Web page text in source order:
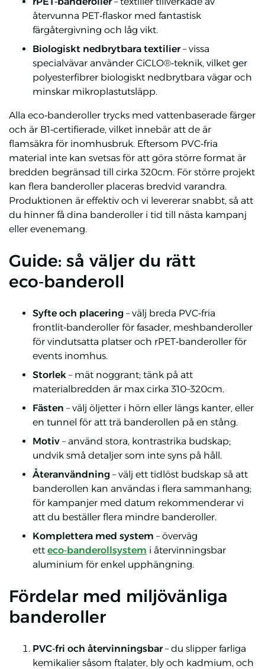
återvunna PET‑flaskor med fantastisk
färgåtergivning och låg vikt.
Biologiskt nedbrytbara textilier– vissa
specialvävar använder CiCLO®‑teknik, vilket ger
polyesterfibrer biologiskt nedbrytbara vägar och
minskar mikroplastutsläpp.
Alla eco‑banderoller trycks med vattenbaserade färger
och är B1‑certifierade, vilket innebär att de är
flamsäkra för inomhusbruk. Eftersom PVC‑fria
material inte kan svetsas för att göra större format är
bredden begränsad till cirka 320cm. För större projekt
kan flera banderoller placeras bredvid varandra.
Produktionen är effektiv och vi levererar snabbt, så att
du hinner få dina banderoller i tid till nästa kampanj
eller evenemang.
Guide: så väljer du rätt
eco‑banderoll
Syfte och placering – välj breda PVC‑fria
frontlit‑banderoller för fasader, meshbanderoller
för vindutsatta platser och rPET‑banderoller för
events inomhus.
Storlek – mät noggrant; tänk på att
materialbredden är max cirka 310–320cm.
Fästen – välj öljetter i hörn eller längs kanter, eller
en tunnel för att trä banderollen på en stång.
Motiv – använd stora, kontrastrika budskap;
undvik små detaljer som inte syns på håll.
Återanvändning – välj ett tidlöst budskap så att
banderollen kan användas i flera sammanhang;
för kampanjer med datum rekommenderar vi
att du beställer flera mindre banderoller.
Komplettera med system – överväg
ett eco‑banderollsystem i återvinningsbar
aluminium för enkel upphängning.
Fördelar med miljövänliga
banderoller
PVC‑fri och återvinningsbar– du slipper farliga
kemikalier såsom ftalater, bly och kadmium, och